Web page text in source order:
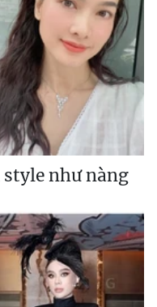
như nàng